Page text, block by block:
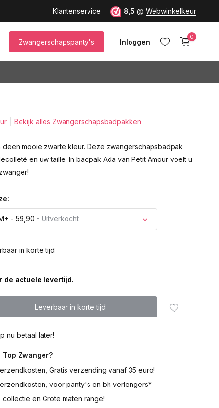
Klantenservice 8,5 @ Webwinkelkeur
Zwangerschapspanty's Inloggen
0
Bekijk alles Zwangerschapsbadpakken
deen mooie zwarte kleur. Deze zwangerschapsbadpak
en uw taille. In badpak Ada van Petit Amour voelt u
- 59,90 - Uitverkocht
in korte tijd
de actuele levertijd.
Leverbaar in korte tijd
nu betaal later!
Top Zwanger?
Gratis verzending vanaf 35 euro!
voor panty's en bh verlengers*
en Grote maten range!